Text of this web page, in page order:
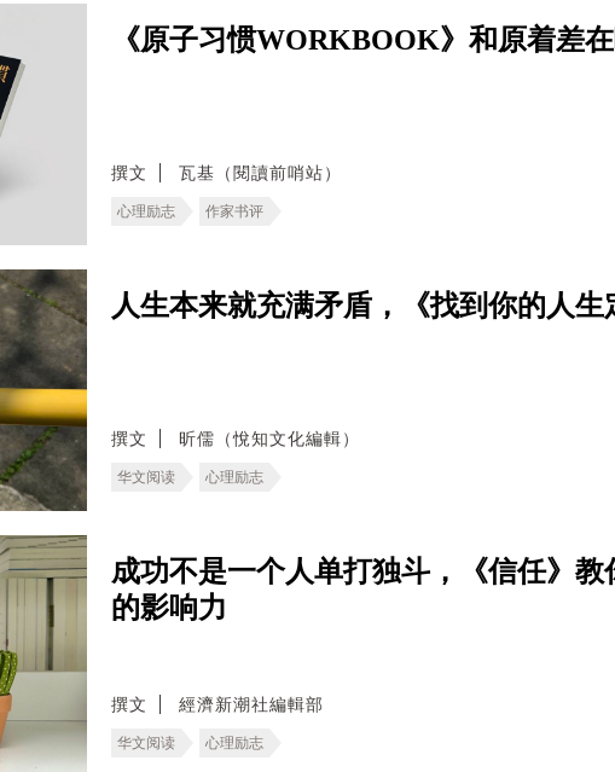
《原子习惯WORKBOOK》和原着差
撰文 瓦基（閱讀前哨站）
心理励志 作家书评
人生本来就充满矛盾，《找到你的人
撰文 昕儒（悅知文化編輯）
华文阅读 心理励志
成功不是一个人单打独斗，《信任》
的影响力
撰文 經濟新潮社編輯部
华文阅读 心理励志